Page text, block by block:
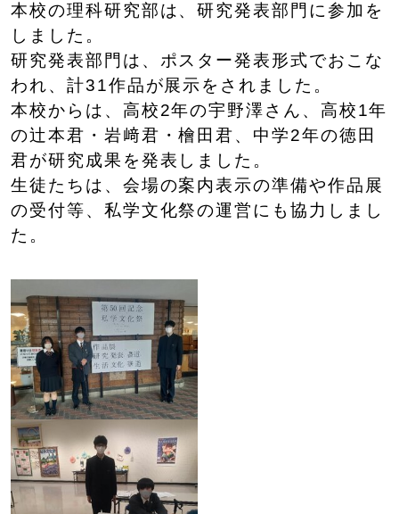
本校の理科研究部は、研究発表部門に参加を
しました。
研究発表部門は、ポスター発表形式でおこな
われ、計31作品が展示をされました。
本校からは、高校2年の宇野澤さん、高校1年
の辻本君・岩﨑君・檜田君、中学2年の徳田
君が研究成果を発表しました。
生徒たちは、会場の案内表示の準備や作品展
の受付等、私学文化祭の運営にも協力しまし
た。